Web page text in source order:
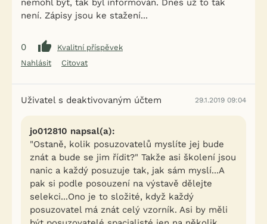
nemohl být, tak byl informován. Dnes už to tak
není. Zápisy jsou ke stažení...
0
Kvalitní příspěvek
Nahlásit
Citovat
Uživatel s deaktivovaným účtem 29.1.2019 09:04
jo012810 napsal(a):
"Ostaně, kolik posuzovatelů myslíte jej bude
znát a bude se jim řídit?" Takže asi školení jsou
nanic a každý posuzuje tak, jak sám myslí...A
pak si podle posouzení na výstavě dělejte
selekci...Ono je to složité, když každý
posuzovatel má znát celý vzorník. Asi by měli